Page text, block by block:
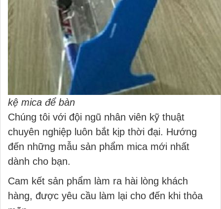
kệ mica để bàn
Chúng tôi với đội ngũ nhân viên kỹ thuật
chuyên nghiệp luôn bắt kịp thời đại. Hướng
đến những mẫu sản phẩm mica mới nhất
dành cho bạn.
Cam kết sản phẩm làm ra hài lòng khách
hàng, được yêu cầu làm lại cho đến khi thỏa